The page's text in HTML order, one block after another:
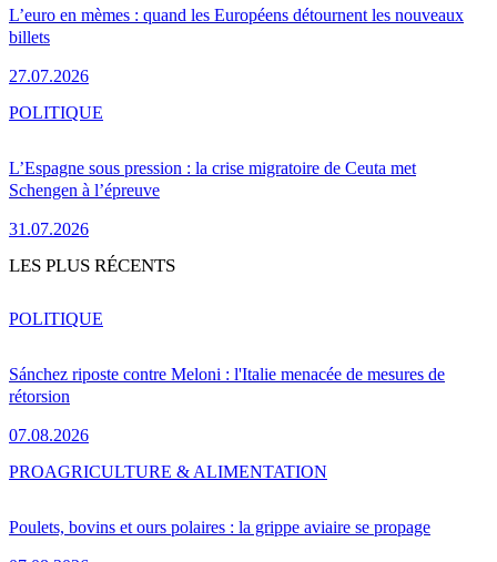
L’euro en mèmes : quand les Européens détournent les nouveaux
billets
27.07.2026
L’Espagne sous pression : la crise migratoire de Ceuta met
Schengen à l’épreuve
31.07.2026
POLITIQUE
LES PLUS RÉCENTS
Sánchez riposte contre Meloni : l'Italie menacée de mesures de
rétorsion
07.08.2026
POLITIQUE
Poulets, bovins et ours polaires : la grippe aviaire se propage
PROAGRICULTURE & ALIMENTATION